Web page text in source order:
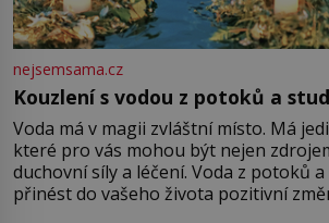
nejsemsama.cz
Kouzlení s vodou z potoků a
Voda má v magii zvláštní místo. Má
které pro vás mohou být nejen
duchovní síly a léčení. Voda z potoků
přinést do vašeho života pozitivní